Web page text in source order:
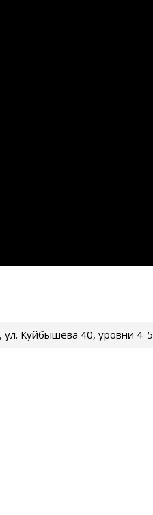
ул. Куйбышева 40, уровни 4-5